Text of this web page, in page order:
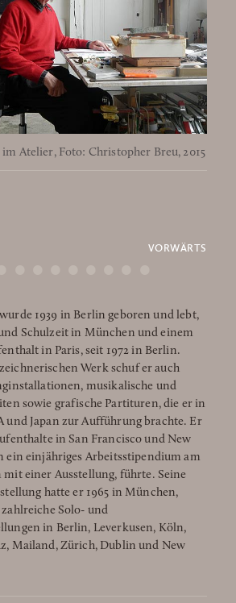
Atelier, Foto: Christopher Breu, 2015
VORWÄRTS
1939 in Berlin geboren und lebt,
Schulzeit in München und einem
in Paris, seit 1972 in Berlin.
Werk schuf er auch
musikalische und
sowie grafische Partituren, die er in
und Japan zur Aufführung brachte. Er
in San Francisco und New
ein einjähriges Arbeitsstipendium am
mit einer Ausstellung, führte. Seine
hatte er 1965 in München,
Solo- und
in Berlin, Leverkusen, Köln,
Mailand, Zürich, Dublin und New